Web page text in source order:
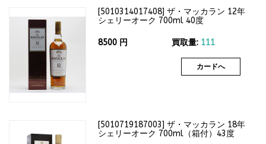
[5010314017408] ザ・マッカラン 12年
シェリーオーク 700ml 40度
8500 円 買取量: 111
カードへ
[5010719187003] ザ・マッカラン 18年
シェリーオーク 700ml（箱付）43度